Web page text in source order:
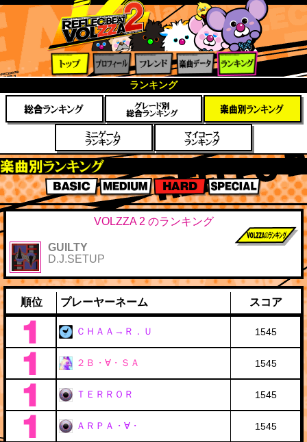
ィール
フレン
ド
楽曲デ
ータ
ング
ランキング
楽曲別スコアランキング
BASIC MEDIUM HARD SPECIAL
VOLZZA 2 のランキング
GUILTY
D.J.SETUP
順位 プレーヤーネーム スコア
ＣＨＡＡ→Ｒ．Ｕ 1545
２Ｂ・∀・ＳＡ 1545
ＴＥＲＲＯＲ 1545
ＡＲＰＡ・∀・ 1545